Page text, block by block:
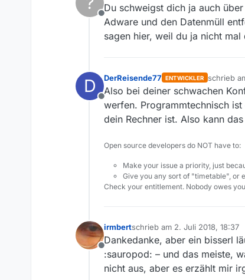
Offline
Du schweigst dich ja auch
Adware und den Datenmüll
sagen hier, weil du ja nicht
D
Offline
DerReisende77 ENTWICKLER schrieb
zuletzt
Also bei deiner schwachen
werfen. Programmtechnisch
dein Rechner ist. Also kann
Open source developers do NOT have to:
Make your issue a priority, just
Give you any sort of "timetable", or
Check your entitlement. Nobody owes
Offline
irmbertschrieb am 2. Juli 2018, 18:37
zuletzt editiert von
Dankedanke, aber ein bisserl
:sauropod: – und das meiste,
nicht aus, aber es erzählt mir